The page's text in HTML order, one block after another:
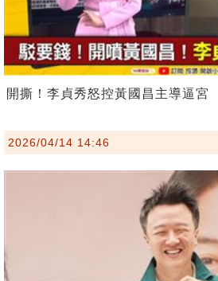
開撕！李貞秀怒控黃國昌主導逼宮
2026/04/14 14:46